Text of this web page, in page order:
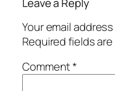
Your email
Required fields
Comment*